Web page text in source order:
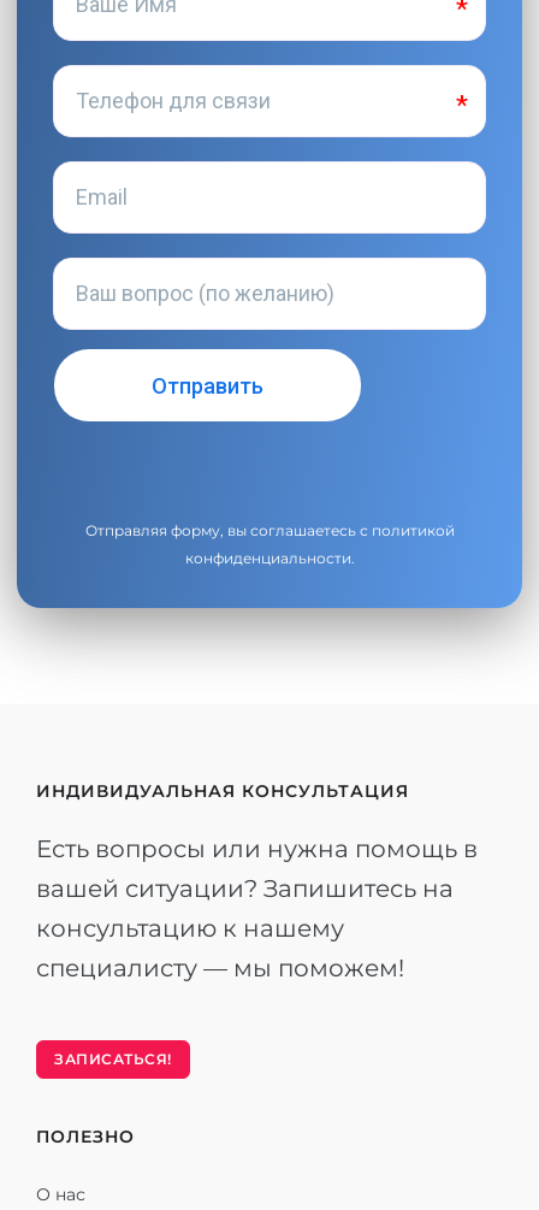
Отправляя форму, вы соглашаетесь с политикой
конфиденциальности.
ИНДИВИДУАЛЬНАЯ КОНСУЛЬТАЦИЯ
Есть вопросы или нужна помощь в
вашей ситуации? Запишитесь на
консультацию к нашему
специалисту — мы поможем!
ЗАПИСАТЬСЯ!
ПОЛЕЗНО
О нас